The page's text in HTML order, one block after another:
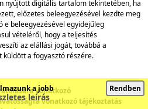
a jobb
leírás
Rendben
nyújtott digitális tartalom tekintetében, ha
előzetes beleegyezésével kezdte meg
e beleegyezésével egyidejűleg
vételéről, hogy a teljesítés
az elállási jogát, továbbá a
küldött a fogyasztó részére.
vonatkozó
vonatkozó tájékoztatás